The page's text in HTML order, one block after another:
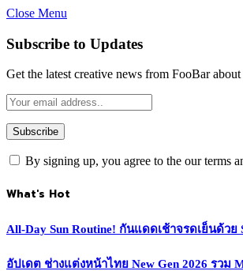
Close Menu
Subscribe to Updates
Get the latest creative news from FooBar about
By signing up, you agree to the our terms
What's Hot
All-Day Sun Routine! กันแดดเช้าจรดเย็นด้วย
อัปเดต ช่างแต่งหน้าไทย New Gen 2026 รวม